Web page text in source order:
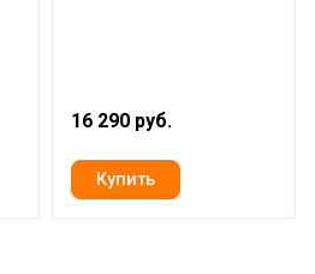
16,5
м2 15-30
16 290 руб.